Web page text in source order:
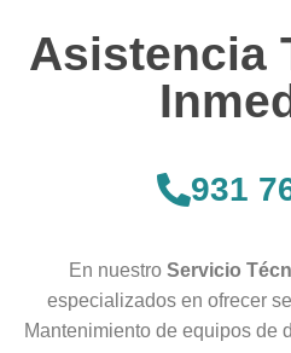
Asistencia
931
En nuestro Servicio
especializados en ofrecer
Mantenimiento de equipos de